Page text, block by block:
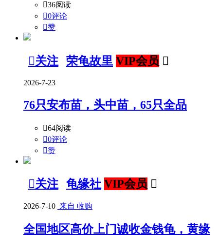
36阅读
0评论
赞
关注 荣龟故里 VIP会员 
2026-7-23
76只安布苗，头中苗，65只全品
64阅读
0评论
赞
关注 龟缘社 VIP会员 
2026-7-10 来自 收购
全国地区高价上门诚收金钱龟，黄缘